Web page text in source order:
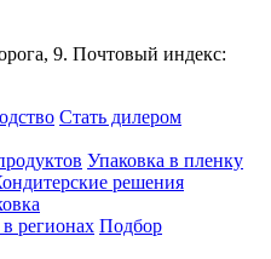
9. Почтовый индекс:
Стать дилером
Упаковка в пленку
решения
регионах Подбор